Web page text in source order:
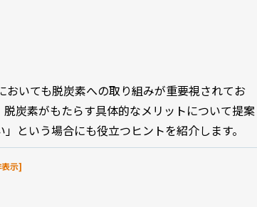
いても脱炭素への取り組みが重要視されてお
脱炭素がもたらす具体的なメリットについて提案
という場合にも役立つヒントを紹介します。
示]